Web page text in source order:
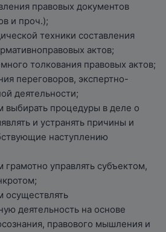
правовых документов
и проч.);
техники составления
актов;
толкования правовых актов;
переговоров, экспертно-
деятельности;
выбирать процедуры в деле о
и устранять причины и
наступлению
управлять субъектом,
осуществлять
деятельность на основе
правового мышления и